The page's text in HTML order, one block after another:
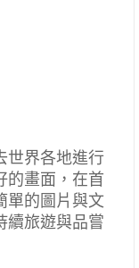
世界各地進行
的畫面，在首
單的圖片與文
續旅遊與品嘗